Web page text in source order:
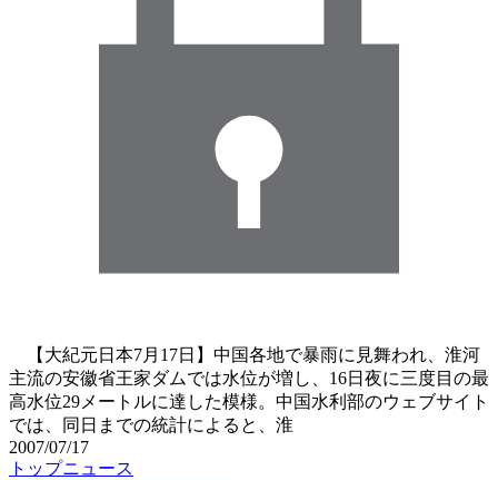
【大紀元日本7月17日】中国各地で暴雨に見舞われ、淮河
主流の安徽省王家ダムでは水位が増し、16日夜に三度目の最
高水位29メートルに達した模様。中国水利部のウェブサイト
では、同日までの統計によると、淮
2007/07/17
トップニュース